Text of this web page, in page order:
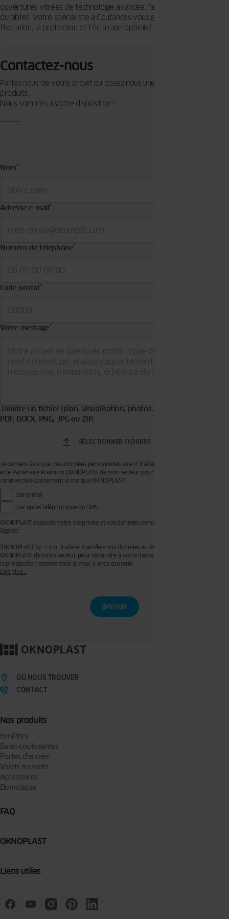
ouvertures vitrées de technologie avancée, fabriquées pour être
durables. Votre spécialiste à Coutances vous guide pour assurer
l'isolation, la protection et l'éclairage optimisé de votre logement.
Contactez-nous
Parlez nous de votre projet ou posez nous une question sur nos
produits.
Nous sommes à votre disposition !
Nom*
Adresse e-mail*
Numéro de téléphone*
Code postal*
Votre message*
Joindre un fichier (plan, visualisation, photos...). Formats acceptés :
PDF, DOCX, PNG, JPG ou ZIP.
SÉLECTIONNER FICHIERS
Je consens à ce que mes données personnelles soient traitées par OKNOPLAST Sp. z o.o.
et le Partenaire Premium OKNOPLAST de mon secteur pour recevoir de la prospection
commerciale concernant la marque OKNOPLAST :
par e-mail
par appel téléphonique ou SMS
OKNOPLAST respecte votre vie privée et vos données personnelles, voir mentions
légales¹.
¹OKNOPLAST Sp. z o.o. traite et transfère vos données au Partenaire Premium
OKNOPLAST de votre secteur pour répondre à votre demande de devis et effectuer de
la prospection commerciale si vous y avez consenti.
l’établissement de votre devis. Vous disposez d'un droit d'accès, de rectification, de
retrait de votre consentement ainsi que d'un droit à l'effacement, à la limitation du
traitement et à la portabilité que vous pouvez exercer en écrivant à l’adresse :
Lire plus...
Nos produits
Fenêtres
Baies coulissantes
Portes d’entrée
Volets roulants
Accessoires
Domotique
FAQ
OKNOPLAST
Liens utiles
OÙ NOUS TROUVER
CONTACT